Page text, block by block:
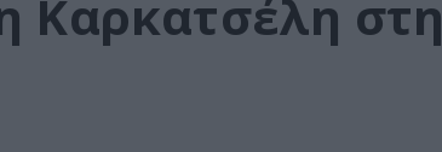
Καρκατσέλη στη